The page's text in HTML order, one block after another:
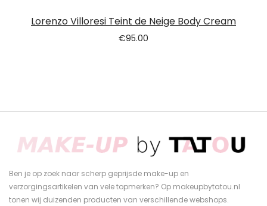
Lorenzo Villoresi Teint de Neige Body Cream
€95.00
Ben je op zoek naar scherp geprijsde make-up en
verzorgingsartikelen van vele topmerken? Op makeupbytatou.nl
tonen wij duizenden producten van verschillende webshops.